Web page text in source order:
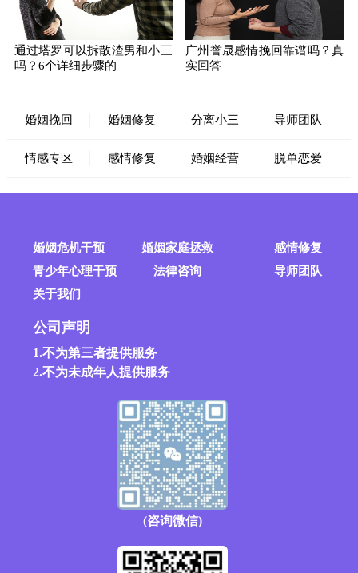
通过塔罗可以拆散渣男和小三
吗？6个详细步骤的
广州誉晟感情挽回靠谱吗？真
实回答
婚姻挽回 婚姻修复 分离小三 导师团队
情感专区 感情修复 婚姻经营 脱单恋爱
婚姻危机干预 婚姻家庭拯救
感情修复
青少年心理干预
法律咨询
导师团队
关于我们
公司声明
1.不为第三者提供服务
2.不为未成年人提供服务
(咨询微信)